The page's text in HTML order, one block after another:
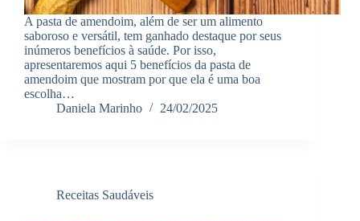
A pasta de amendoim, além de ser um alimento
saboroso e versátil, tem ganhado destaque por seus
inúmeros benefícios à saúde. Por isso,
apresentaremos aqui 5 benefícios da pasta de
amendoim que mostram por que ela é uma boa
escolha…
Daniela Marinho
24/02/2025
Receitas Saudáveis